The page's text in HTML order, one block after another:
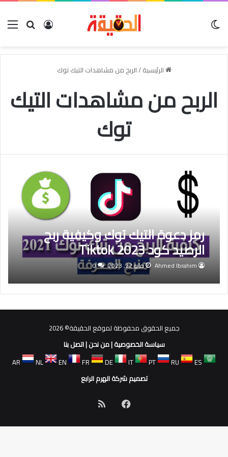
بحث عنتسجيل
الرئيسية/الربح من مشاهدات التيك توك
الربح من مشاهدات التيك
توك
رمز دعوة التيك توك وكيفية ربح
الرصيد كود Tiktok 2023
Ahmed Ibrahim مايو 22, 2023 0
جميع الحقوق محفوظة لموقع الحقيقة© 2026
سياسة الخصوصية|من نحن|اتصل بنا
AR
NL EN FR DE IT PT RU
ES
تصميم شركة الهرم الرابع
فيسبوك
الموقع